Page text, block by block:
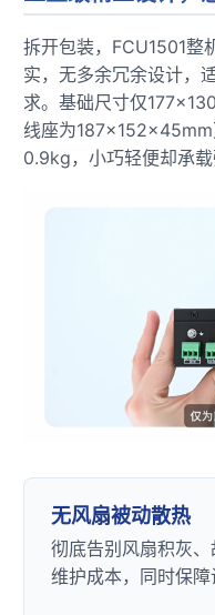
拆开包装，FCU1501整
实，无多余冗余设计，
求。基础尺寸仅
线座为
0.9kg，小巧轻便却承载
无风扇被动散热
彻底告别风扇积灰
维护成本，同时保障